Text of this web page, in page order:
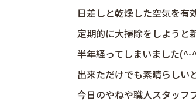
日差しと乾燥した空気を有
定期的に大掃除をしようと
半年経ってしまいました(^-
出来ただけでも素晴らしい
今日のやねや職人スタッフ